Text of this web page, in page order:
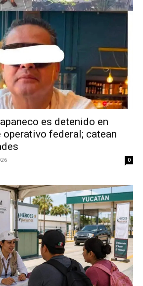
es detenido en
operativo federal; catean
0